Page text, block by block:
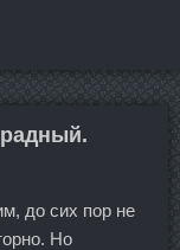
до сих пор не
Но